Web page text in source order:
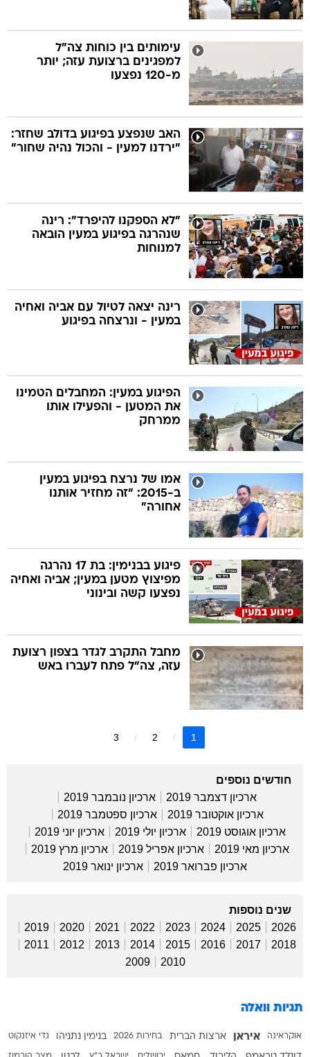
עימותים בין כוחות צה"ל
למפגינים ברצועת עזה; יותר
מ-120 נפצעו
האב שנפצע בפיגוע בדולב שחזר:
"ירדנו למעין - והכול נהיה שחור"
"לא הספקנו להיפרד": רינה
שנהרגה בפיגוע במעין הובאה
למנוחות
רינה יצאה לטיול עם אביה ואחיה
במעין - ונרצחה בפיגוע
הפיגוע במעין: המחבלים הטמינו
את המטען - והפעילו אותו
ממרחק
אמו של נרצח בפיגוע במעין
ב-2015: "זה מחזיר אותנו
אחורה"
פיגוע בבנימין: בת 17 נהרגה
מפיצוץ מטען במעין; אביה ואחיה
נפצעו קשה ובינוני
מחבל התקרב לגדר בצפון רצועת
עזה, צה"ל פתח לעברו באש
1
2
3
חודשים נוספים
ארכיון דצמבר 2019
ארכיון נובמבר 2019
ארכיון אוקטובר 2019
ארכיון ספטמבר 2019
ארכיון אוגוסט 2019
ארכיון יולי 2019
ארכיון יוני 2019
ארכיון מאי 2019
ארכיון אפריל 2019
ארכיון מרץ 2019
ארכיון פברואר 2019
ארכיון ינואר 2019
שנים נוספות
2026
2025
2024
2023
2022
2021
2020
2019
2018
2017
2016
2015
2014
2013
2012
2011
2010
2009
תגיות וואלה
אוקראינה איראן ארצות הברית בחירות 2026 בנימין נתניהו גדי איזנקוט